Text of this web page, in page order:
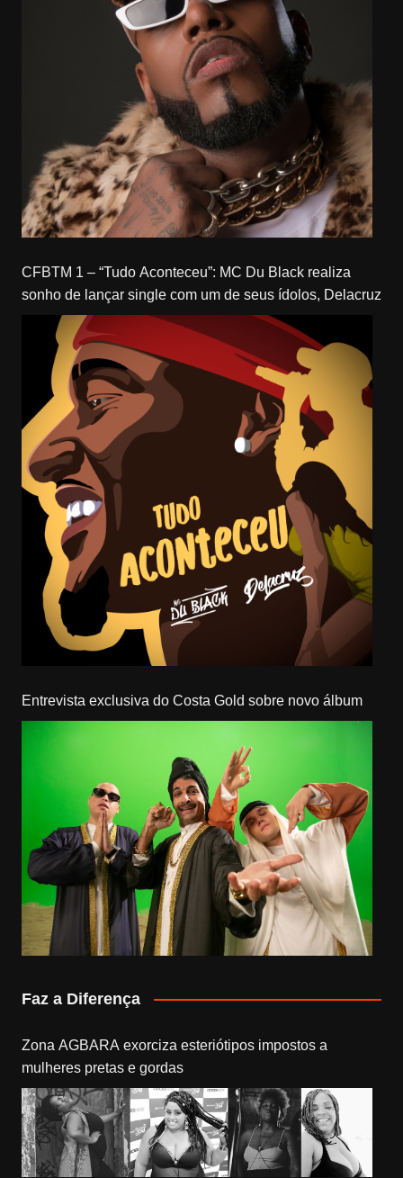
CFBTM 1 – “Tudo Aconteceu”: MC Du Black realiza
sonho de lançar single com um de seus ídolos, Delacruz
Entrevista exclusiva do Costa Gold sobre novo álbum
Faz a Diferença
Zona AGBARA exorciza esteriótipos impostos a
mulheres pretas e gordas